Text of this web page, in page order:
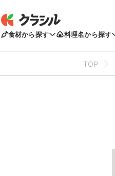
食材から探す 料理名から探す
TOP